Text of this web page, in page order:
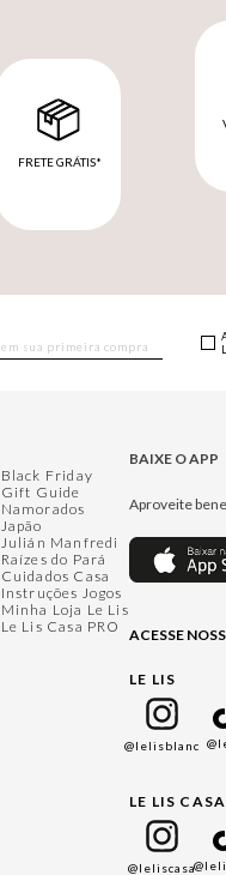
FRETE GRÁTIS*
Black Friday
Gift Guide
Namorados
Japão
Julián Manfredi
Raízes do Pará
Cuidados Casa
Instruções Jogos
Minha Loja Le Lis
Le Lis Casa PRO
BAIXE O APP
Aproveite
ACESSE
LE LIS
@lelisblanc
LE LIS CASA
@leliscasa